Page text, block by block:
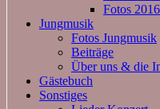
Fotos 2016
Jungmusik
Fotos Jungmusik
Beiträge
Über uns & die
Gästebuch
Sonstiges